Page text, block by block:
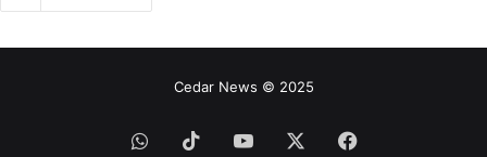
Cedar News © 2025
فيسبوك ‫YouTube
‫TikTokواتساب